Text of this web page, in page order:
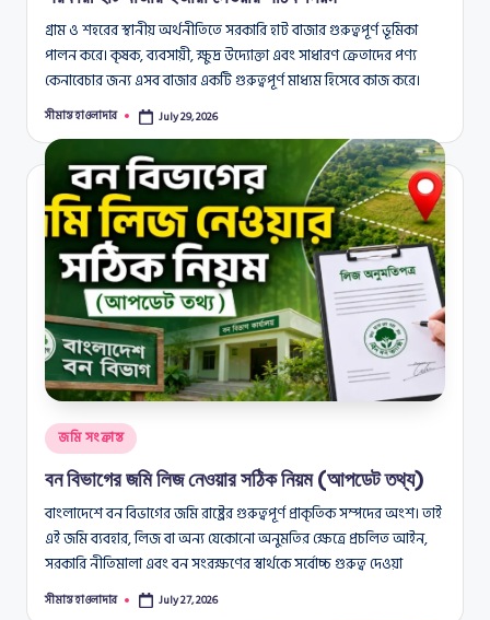
গ্রাম ও শহরের স্থানীয় অর্থনীতিতে সরকারি হাট বাজার গুরুত্বপূর্ণ ভূমিকা
পালন করে। কৃষক, ব্যবসায়ী, ক্ষুদ্র উদ্যোক্তা এবং সাধারণ ক্রেতাদের পণ্য
কেনাবেচার জন্য এসব বাজার একটি গুরুত্বপূর্ণ মাধ্যম হিসেবে কাজ করে।
Posted
সীমান্ত হাওলাদার July 29, 2026
Posted
in
জমি সংক্রান্ত
বন বিভাগের জমি লিজ নেওয়ার সঠিক নিয়ম (আপডেট তথ্য)
বাংলাদেশে বন বিভাগের জমি রাষ্ট্রের গুরুত্বপূর্ণ প্রাকৃতিক সম্পদের অংশ। তাই
এই জমি ব্যবহার, লিজ বা অন্য যেকোনো অনুমতির ক্ষেত্রে প্রচলিত আইন,
সরকারি নীতিমালা এবং বন সংরক্ষণের স্বার্থকে সর্বোচ্চ গুরুত্ব দেওয়া
Posted
সীমান্ত হাওলাদার July 27, 2026